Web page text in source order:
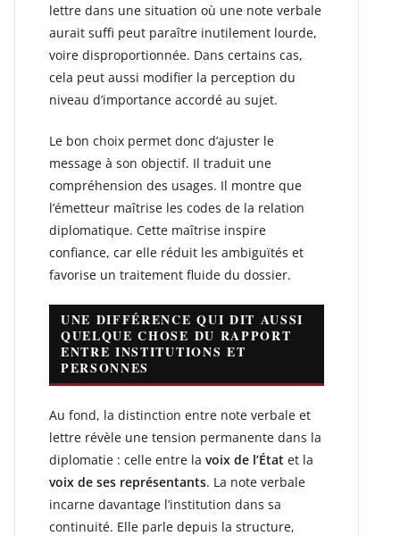
lettre dans une situation où une note verbale
aurait suffi peut paraître inutilement lourde,
voire disproportionnée. Dans certains cas,
cela peut aussi modifier la perception du
niveau d’importance accordé au sujet.
Le bon choix permet donc d’ajuster le
message à son objectif. Il traduit une
compréhension des usages. Il montre que
l’émetteur maîtrise les codes de la relation
diplomatique. Cette maîtrise inspire
confiance, car elle réduit les ambiguïtés et
favorise un traitement fluide du dossier.
UNE DIFFÉRENCE QUI DIT AUSSI
QUELQUE CHOSE DU RAPPORT
ENTRE INSTITUTIONS ET
PERSONNES
Au fond, la distinction entre note verbale et
lettre révèle une tension permanente dans la
diplomatie : celle entre la voix de l’État et la
voix de ses représentants. La note verbale
incarne davantage l’institution dans sa
continuité. Elle parle depuis la structure,